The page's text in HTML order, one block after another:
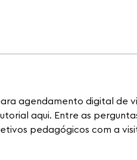
agendamento digital
aqui. Entre as
pedagógicos com a